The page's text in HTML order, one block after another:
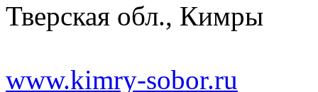
Тверская обл., Кимры
www.kimry-sobor.ru